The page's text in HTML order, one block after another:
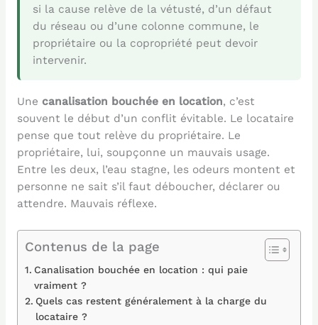
si la cause relève de la vétusté, d’un défaut
du réseau ou d’une colonne commune, le
propriétaire ou la copropriété peut devoir
intervenir.
Une canalisation bouchée en location, c’est
souvent le début d’un conflit évitable. Le locataire
pense que tout relève du propriétaire. Le
propriétaire, lui, soupçonne un mauvais usage.
Entre les deux, l’eau stagne, les odeurs montent et
personne ne sait s’il faut déboucher, déclarer ou
attendre. Mauvais réflexe.
Contenus de la page
Canalisation bouchée en location : qui paie
vraiment ?
Quels cas restent généralement à la charge du
locataire ?